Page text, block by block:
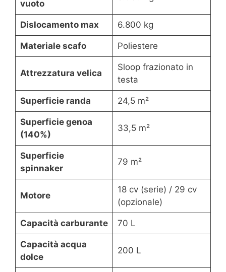
vuoto
Dislocamento max 6.800 kg
Materiale scafo Poliestere
Attrezzatura velica
Sloop frazionato in
testa
Superficie randa 24,5 m²
Superficie genoa
(140%)
33,5 m²
Superficie
spinnaker
79 m²
Motore
18 cv (serie) / 29 cv
(opzionale)
Capacità carburante 70 L
Capacità acqua
dolce
200 L